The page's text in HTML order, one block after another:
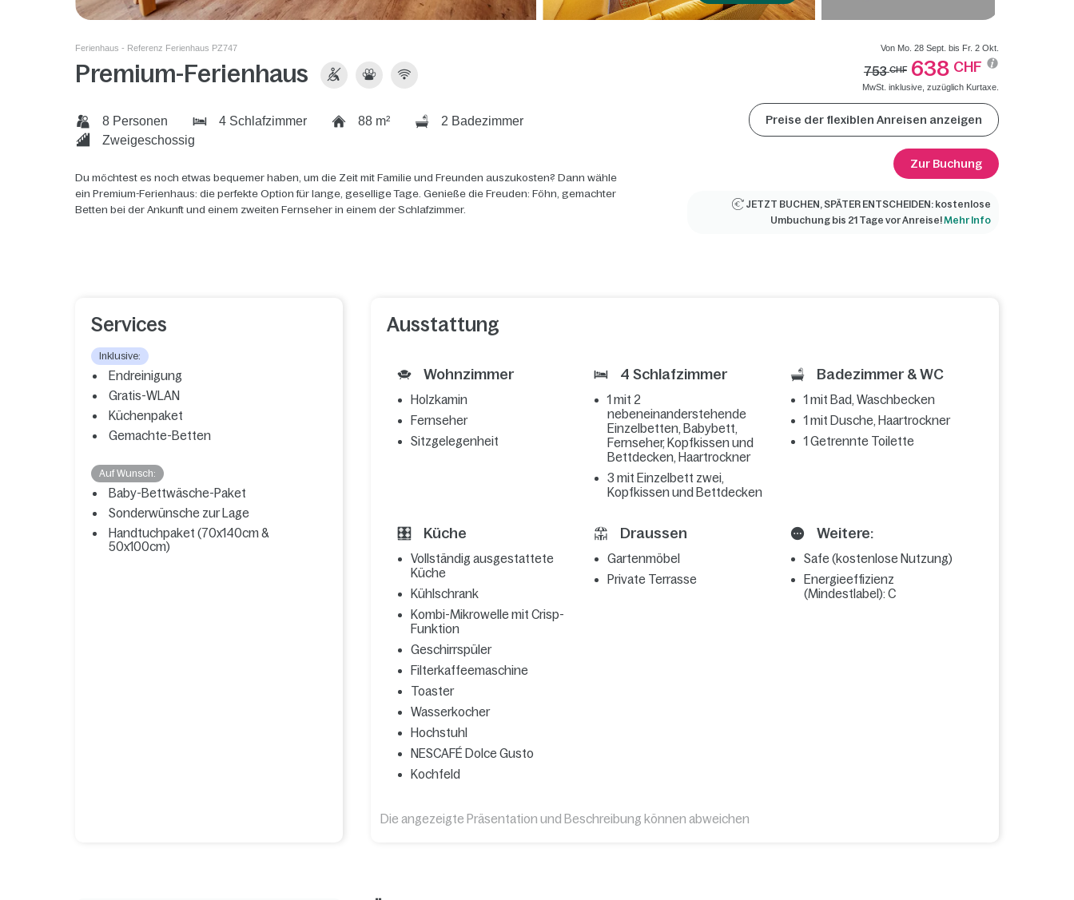
Ferienhaus - Referenz Ferienhaus PZ747
Premium-Ferienhaus
8 Personen 4 Schlafzimmer 88 m²
2 Badezimmer
Zweigeschossig
Du möchtest es noch etwas bequemer haben, um die Zeit mit Familie und Freunden auszukosten? Dann wähle
ein Premium-Ferienhaus: die perfekte Option für lange, gesellige Tage. Genieße die Freuden: Föhn, gemachter
Betten bei der Ankunft und einem zweiten Fernseher in einem der Schlafzimmer.
Von Mo. 28 Sept. bis Fr. 2 Okt.
753CHF 638 CHF
MwSt. inklusive, zuzüglich Kurtaxe.
Preise der flexiblen Anreisen anzeigen
Zur Buchung
JETZT BUCHEN, SPÄTER ENTSCHEIDEN: kostenlose
Umbuchung bis 21 Tage vor Anreise!Mehr Info
Services
Inklusive:
Endreinigung
Gratis-WLAN
Küchenpaket
Gemachte-Betten
Auf Wunsch:
Baby-Bettwäsche-Paket
Sonderwünsche zur Lage
Handtuchpaket (70x140cm &
50x100cm)
Ausstattung
Wohnzimmer
Holzkamin
Fernseher
Sitzgelegenheit
4 Schlafzimmer
1 mit 2
nebeneinanderstehende
Einzelbetten, Babybett,
Fernseher, Kopfkissen und
Bettdecken, Haartrockner
3 mit Einzelbett zwei,
Kopfkissen und Bettdecken
Badezimmer & WC
1 mit Bad, Waschbecken
1 mit Dusche, Haartrockner
1 Getrennte Toilette
Küche
Vollständig ausgestattete
Küche
Kühlschrank
Kombi-Mikrowelle mit Crisp-
Funktion
Geschirrspüler
Filterkaffeemaschine
Toaster
Wasserkocher
Hochstuhl
NESCAFÉ Dolce Gusto
Kochfeld
Draussen
Gartenmöbel
Private Terrasse
Weitere:
Safe (kostenlose Nutzung)
Energieeffizienz
(Mindestlabel): C
Die angezeigte Präsentation und Beschreibung können abweichen